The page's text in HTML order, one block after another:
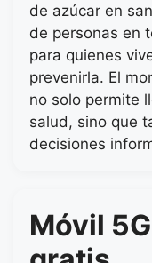
de azúcar en
de personas en
para quienes
prevenirla. El
no solo permite
salud, sino que
decisiones
Móvil